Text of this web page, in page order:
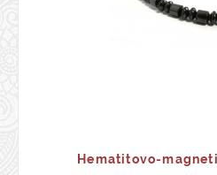
Hematitovo-